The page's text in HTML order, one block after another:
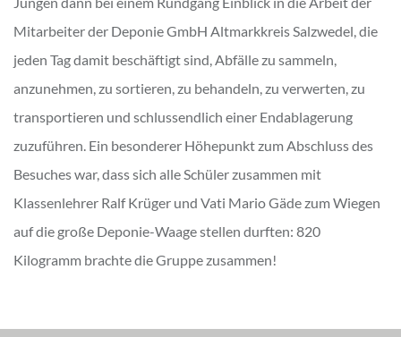
Mitarbeiter der Deponie GmbH Altmarkkreis Salzwedel, die
jeden Tag damit beschäftigt sind, Abfälle zu sammeln,
anzunehmen, zu sortieren, zu behandeln, zu verwerten, zu
transportieren und schlussendlich einer Endablagerung
zuzuführen. Ein besonderer Höhepunkt zum Abschluss des
Besuches war, dass sich alle Schüler zusammen mit
Klassenlehrer Ralf Krüger und Vati Mario Gäde zum Wiegen
auf die große Deponie-Waage stellen durften: 820
Kilogramm brachte die Gruppe zusammen!